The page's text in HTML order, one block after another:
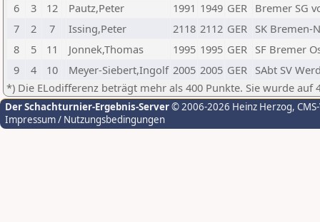
6
3 12 Pautz,Peter 1991 1949 GER Bremer SG
7
2 7 Issing,Peter 2118 2112 GER SK Bremen-
8
5 11 Jonnek,Thomas 1995 1995 GER SF Bremer
9
4 10 Meyer-Siebert,Ingolf 2005 2005 GER SAbt SV
*) Die ELodifferenz beträgt mehr als 400 Punkte. Sie wurde auf
Der Schachturnier-Ergebnis-Server© 2006-2026 Heinz Herzog,
Impressum / Nutzungsbedingungen